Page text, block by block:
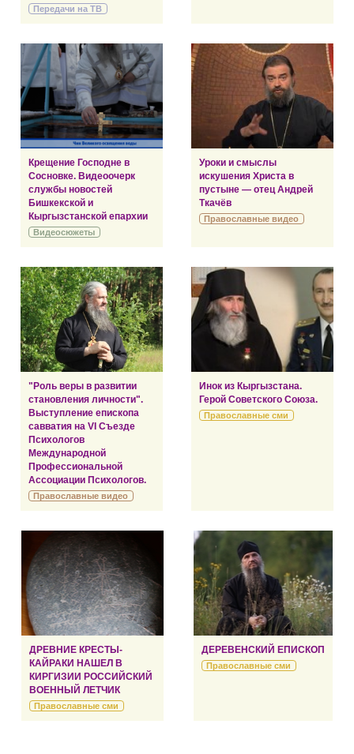
Передачи на ТВ
Крещение Господне в
Сосновке. Видеоочерк
службы новостей
Бишкекской и
Кыргызстанской епархии
Видеосюжеты
Уроки и смыслы
искушения Христа в
пустыне — отец Андрей
Ткачёв
Православные видео
"Роль веры в развитии
становления личности".
Выступление епископа
савватия на VI Съезде
Психологов
Международной
Профессиональной
Ассоциации Психологов.
Православные видео
Инок из Кыргызстана.
Герой Советского Союза.
Православные сми
ДРЕВНИЕ КРЕСТЫ-
КАЙРАКИ НАШЕЛ В
КИРГИЗИИ РОССИЙСКИЙ
ВОЕННЫЙ ЛЕТЧИК
Православные сми
ДЕРЕВЕНСКИЙ ЕПИСКОП
Православные сми